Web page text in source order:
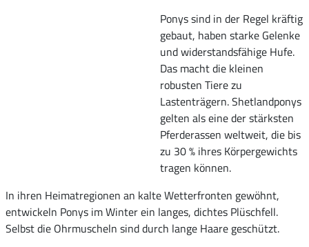
Ponys sind in der Regel kräftig
gebaut, haben starke Gelenke
und widerstandsfähige Hufe.
Das macht die kleinen
robusten Tiere zu
Lastenträgern. Shetlandponys
gelten als eine der stärksten
Pferderassen weltweit, die bis
zu 30 % ihres Körpergewichts
tragen können.
In ihren Heimatregionen an kalte Wetterfronten gewöhnt,
entwickeln Ponys im Winter ein langes, dichtes Plüschfell.
Selbst die Ohrmuscheln sind durch lange Haare geschützt.